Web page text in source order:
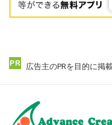
広告主のPRを目的に掲